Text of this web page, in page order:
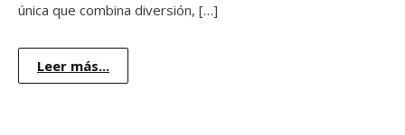
única que combina diversión, […]
Leer más...